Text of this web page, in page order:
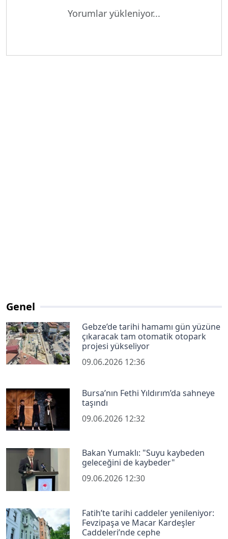
Yorumlar yükleniyor...
Genel
Gebze’de tarihi hamamı gün yüzüne
çıkaracak tam otomatik otopark
projesi yükseliyor
09.06.2026 12:36
Bursa’nın Fethi Yıldırım’da sahneye
taşındı
09.06.2026 12:32
Bakan Yumaklı: "Suyu kaybeden
geleceğini de kaybeder"
09.06.2026 12:30
Fatih’te tarihi caddeler yenileniyor:
Fevzipaşa ve Macar Kardeşler
Caddeleri’nde cephe